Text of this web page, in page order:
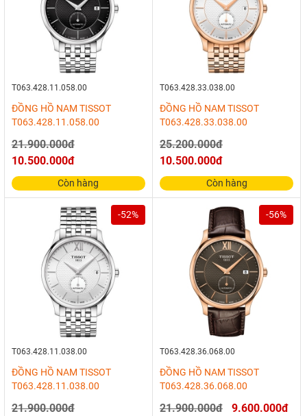
T063.428.11.058.00
ĐỒNG HỒ NAM TISSOT
T063.428.11.058.00
21.900.000đ
10.500.000đ
Còn hàng
T063.428.33.038.00
ĐỒNG HỒ NAM TISSOT
T063.428.33.038.00
25.200.000đ
10.500.000đ
Còn hàng
-52%
T063.428.11.038.00
ĐỒNG HỒ NAM TISSOT
T063.428.11.038.00
21.900.000đ
-56%
T063.428.36.068.00
ĐỒNG HỒ NAM TISSOT
T063.428.36.068.00
21.900.000đ 9.600.000đ